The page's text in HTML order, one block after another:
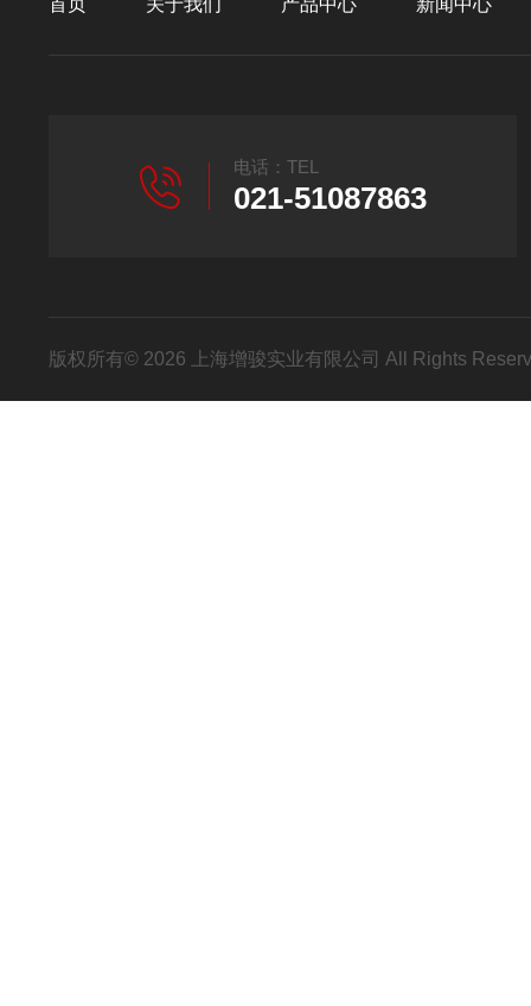
首页 关于我们 产品中心 新闻中心
电话：TEL
021-51087863
版权所有© 2026 上海增骏实业有限公司 All Rights